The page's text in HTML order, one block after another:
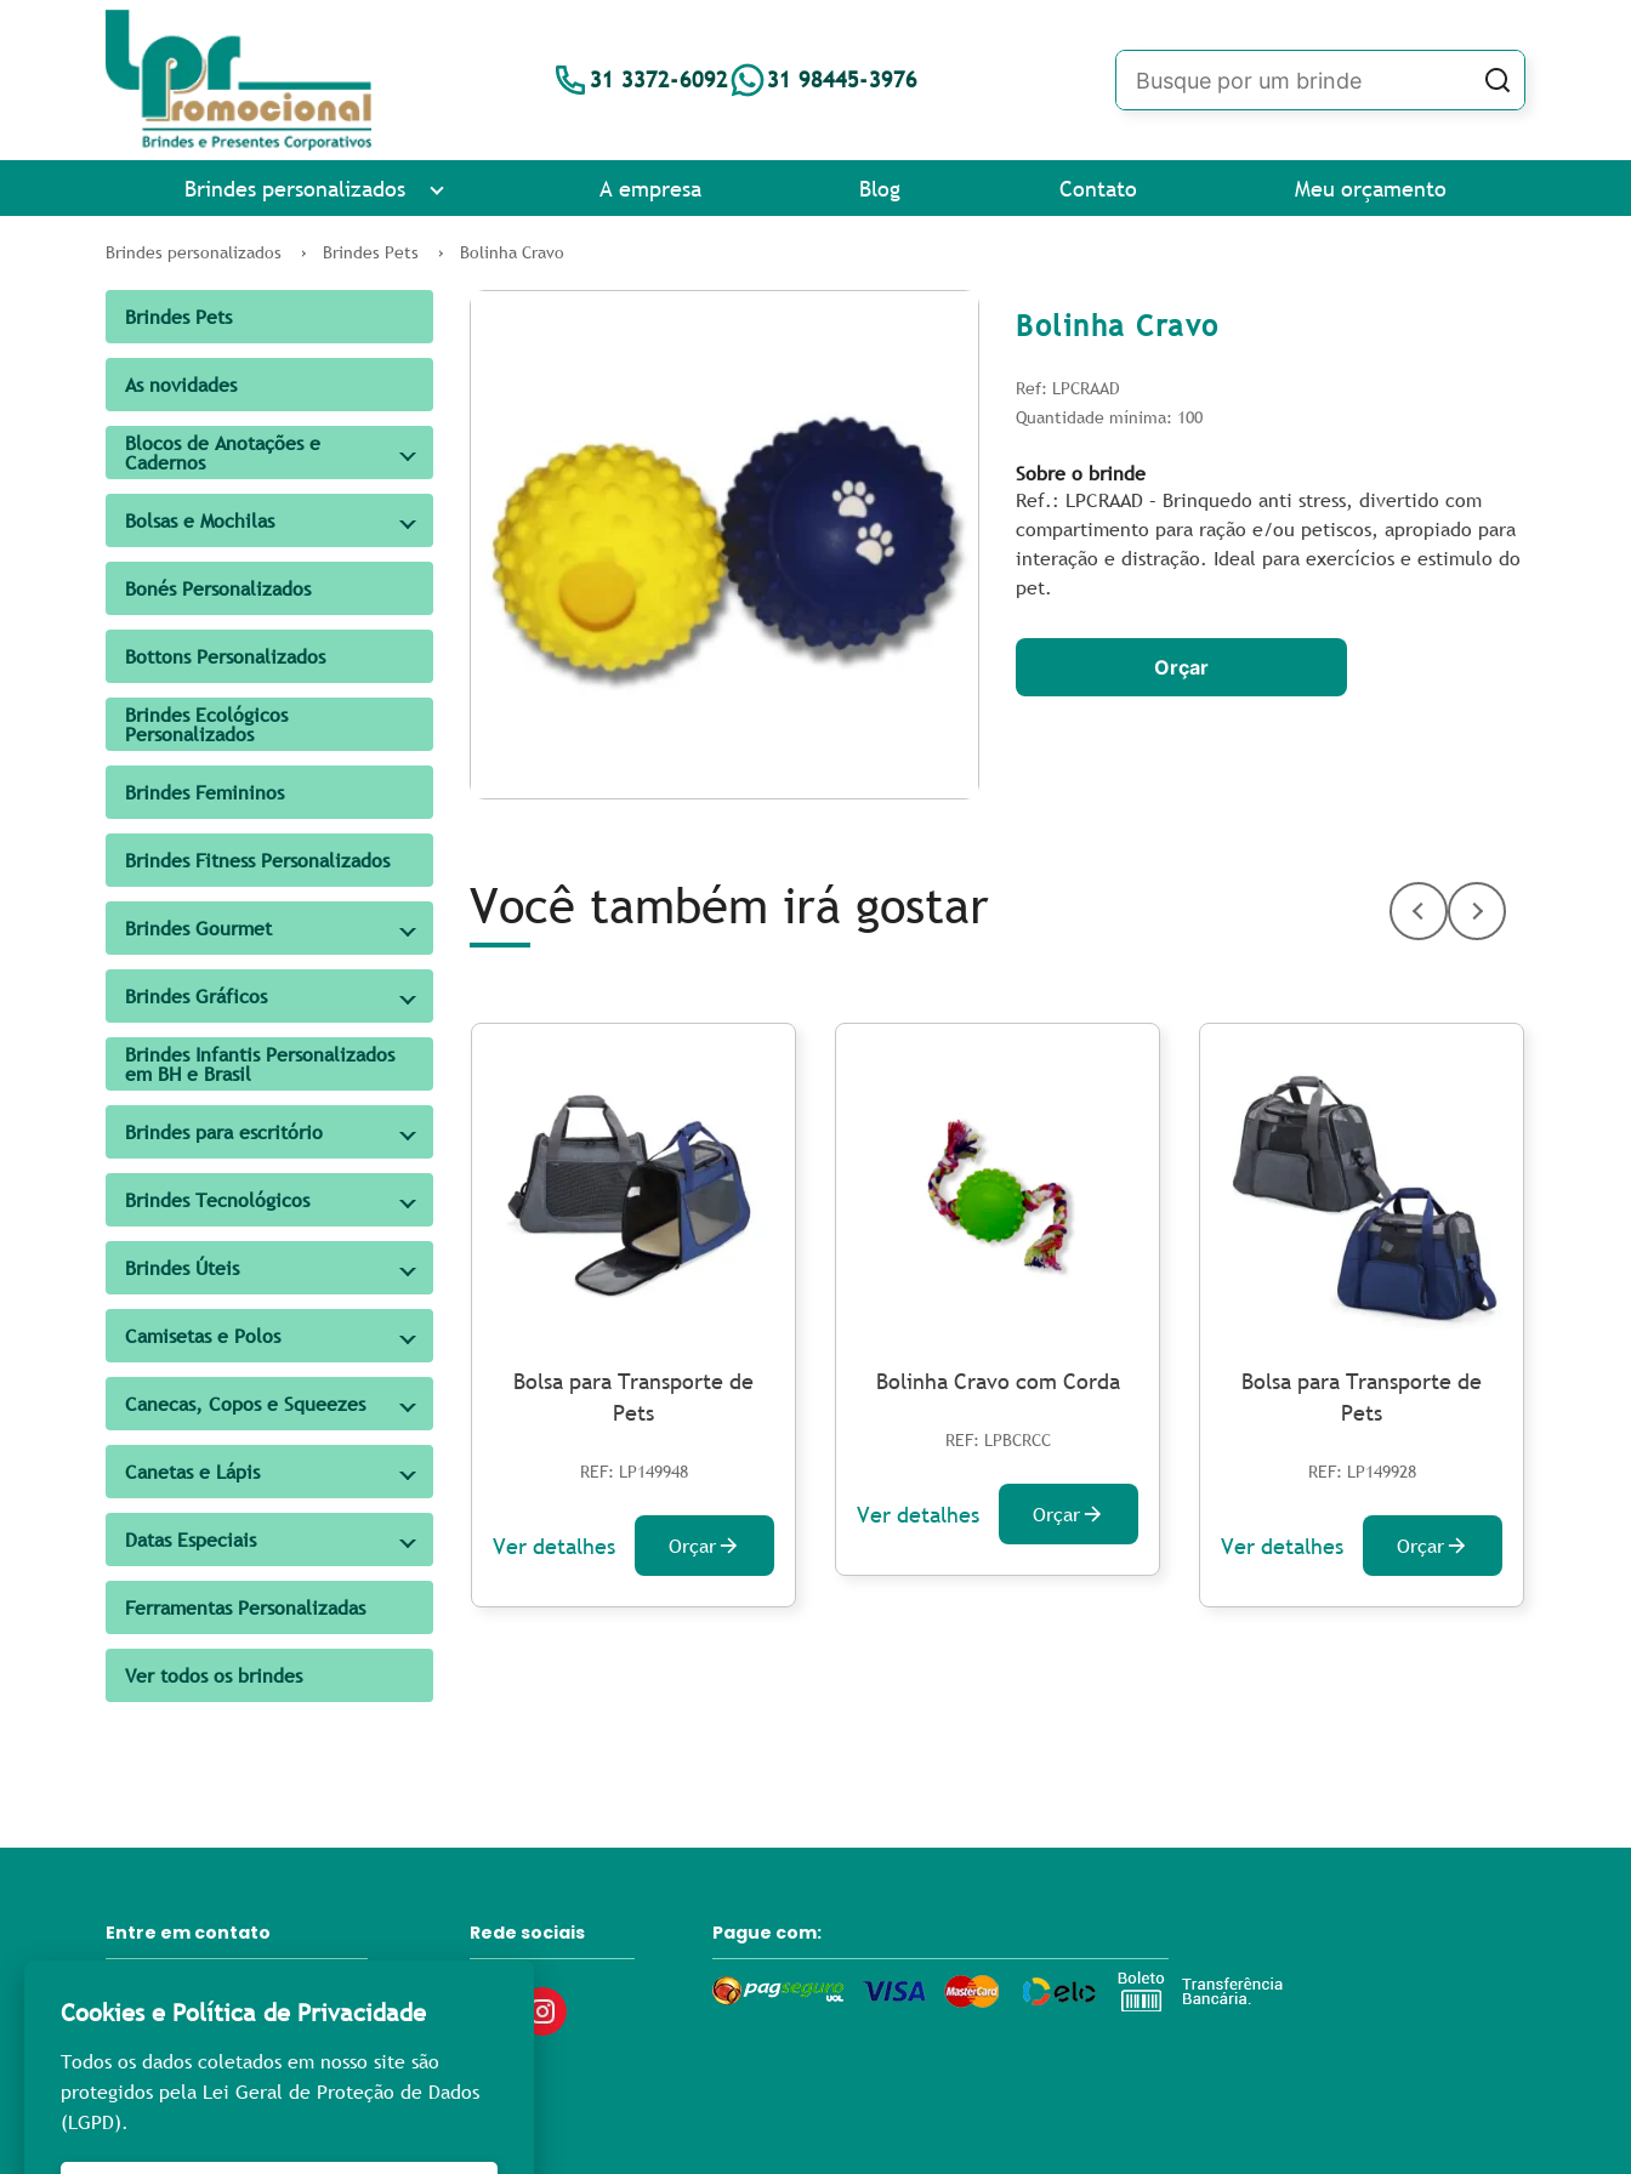
31 3372-6092 31 98445-3976
Brindes personalizados A empresa Blog Contato Meu orçamento
Brindes personalizados Brindes Pets Bolinha Cravo
Brindes Pets
As novidades
Blocos de Anotações e
Cadernos
Bolsas e Mochilas
Bonés Personalizados
Bottons Personalizados
Brindes Ecológicos
Personalizados
Brindes Femininos
Brindes Fitness Personalizados
Brindes Gourmet
Brindes Gráficos
Brindes Infantis Personalizados
em BH e Brasil
Brindes para escritório
Brindes Tecnológicos
Brindes Úteis
Camisetas e Polos
Canecas, Copos e Squeezes
Canetas e Lápis
Datas Especiais
Ferramentas Personalizadas
Ver todos os brindes
Bolinha Cravo
Ref: LPCRAAD
Quantidade mínima: 100
Sobre o brinde
Ref.: LPCRAAD – Brinquedo anti stress, divertido com
compartimento para ração e/ou petiscos, apropiado para
interação e distração. Ideal para exercícios e estimulo do
pet.
Orçar
Você também irá gostar
Bolsa para Transporte de
Pets
REF: LP149948
Ver detalhes Orçar
Bolinha Cravo com Corda
REF: LPBCRCC
Ver detalhes Orçar
Bolsa para Transporte de
Pets
REF: LP149928
Ver detalhes Orçar
Entre em contato
31 3372-6092
31 98445-3976
Rede sociais Pague com:
Cookies e Política de Privacidade
Todos os dados coletados em nosso site são
protegidos pela Lei Geral de Proteção de Dados
(LGPD).